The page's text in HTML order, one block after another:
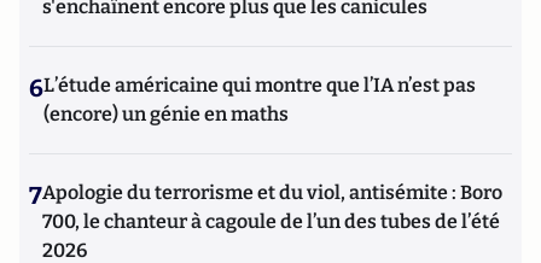
s'enchaînent encore plus que les canicules
6L’étude américaine qui montre que l’IA n’est pas
(encore) un génie en maths
7Apologie du terrorisme et du viol, antisémite : Boro
700, le chanteur à cagoule de l’un des tubes de l’été
2026